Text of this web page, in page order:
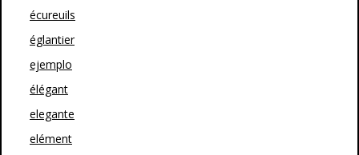
écureuils
églantier
ejemplo
élégant
elegante
elément